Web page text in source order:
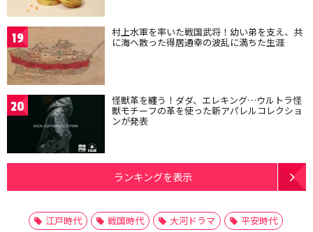
19 村上水軍を率いた戦国武将！幼い弟を支え、共
に海へ散った得居通幸の波乱に満ちた生涯
20 怪獣革を纏う！ダダ、エレキング…ウルトラ怪
獣モチーフの革を使った新アパレルコレクショ
ンが発表
ランキングを表示
江戸時代 戦国時代 大河ドラマ
平安時代